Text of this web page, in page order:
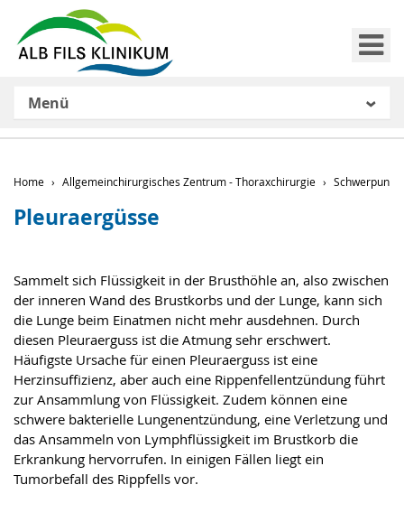
Menü
Home Allgemeinchirurgisches Zentrum - Thoraxchirurgie
Pleuraergüsse
Sammelt sich Flüssigkeit in der Brusthöhle an, also zwischen
der inneren Wand des Brustkorbs und der Lunge, kann sich
die Lunge beim Einatmen nicht mehr ausdehnen. Durch
diesen Pleuraerguss ist die Atmung sehr erschwert.
Häufigste Ursache für einen Pleuraerguss ist eine
Herzinsuffizienz, aber auch eine Rippenfellentzündung führt
zur Ansammlung von Flüssigkeit. Zudem können eine
schwere bakterielle Lungenentzündung, eine Verletzung und
das Ansammeln von Lymphflüssigkeit im Brustkorb die
Erkrankung hervorrufen. In einigen Fällen liegt ein
Tumorbefall des Rippfells vor.